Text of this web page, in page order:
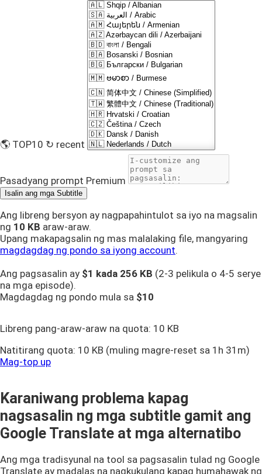
🌎 TOP10 ↻ recent
Pasadyang prompt Premium
Isalin ang mga Subtitle
Ang libreng bersyon ay nagpapahintulot sa iyo na magsalin
ng 10 KB araw-araw.
Upang makapagsalin ng mas malalaking file, mangyaring
magdagdag ng pondo sa iyong account.
Ang pagsasalin ay $1 kada 256 KB (2-3 pelikula o 4-5 serye
na mga episode).
Magdagdag ng pondo mula sa $10
Libreng pang-araw-araw na quota: 10 KB
Natitirang quota: 10 KB (muling magre-reset sa 1h 31m)
Mag-top up
Karaniwang problema kapag
nagsasalin ng mga subtitle gamit ang
Google Translate at mga alternatibo
Ang mga tradisyunal na tool sa pagsasalin tulad ng Google
Translate ay madalas na nagkukulang kapag humahawak ng